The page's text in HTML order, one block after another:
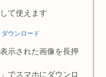
て使えます
ダウンロード
示された画像を長押
でスマホにダウンロ